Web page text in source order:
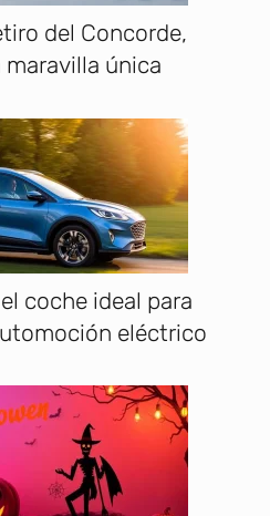
del Concorde,
maravilla única
coche ideal para
eléctrico